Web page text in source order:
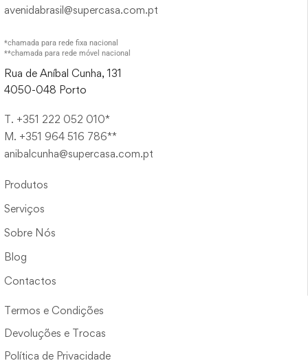
avenidabrasil@supercasa.com.pt
*chamada para rede fixa nacional
**chamada para rede móvel nacional
Rua de Aníbal Cunha, 131
4050-048 Porto
T. +351 222 052 010*
M. +351 964 516 786**
anibalcunha@supercasa.com.pt
Produtos
Serviços
Sobre Nós
Blog
Contactos
Termos e Condições
Devoluções e Trocas
Política de Privacidade